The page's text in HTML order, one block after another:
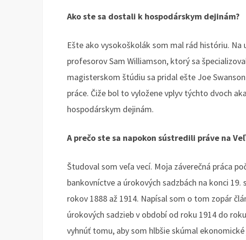
Ako ste sa dostali k hospodárskym dejinám?
Ešte ako vysokoškolák som mal rád históriu.
profesorov Sam Williamson, ktorý sa
magisterskom štúdiu sa pridal ešte Joe
práce. Čiže bol to vyložene vplyv týchto dvoch
hospodárskym dejinám.
A prečo ste sa napokon sústredili práve na
Študoval som veľa vecí. Moja záverečná práca
bankovníctve a úrokových sadzbách na konci
rokov 1888 až 1914. Napísal som o tom zopár
úrokových sadzieb v období od roku 1914 do
vyhnúť tomu, aby som hlbšie skúmal